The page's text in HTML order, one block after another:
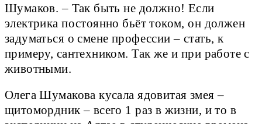
Шумаков. – Так быть не должно! Если
электрика постоянно бьёт током, он должен
задуматься о смене профессии – стать, к
примеру, сантехником. Так же и при работе с
животными.
Олега Шумакова кусала ядовитая змея –
щитомордник – всего 1 раз в жизни, и то в